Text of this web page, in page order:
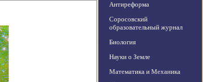
Антиреформа
Соросовский
образовательный журнал
Биология
Науки о Земле
Математика и Механика